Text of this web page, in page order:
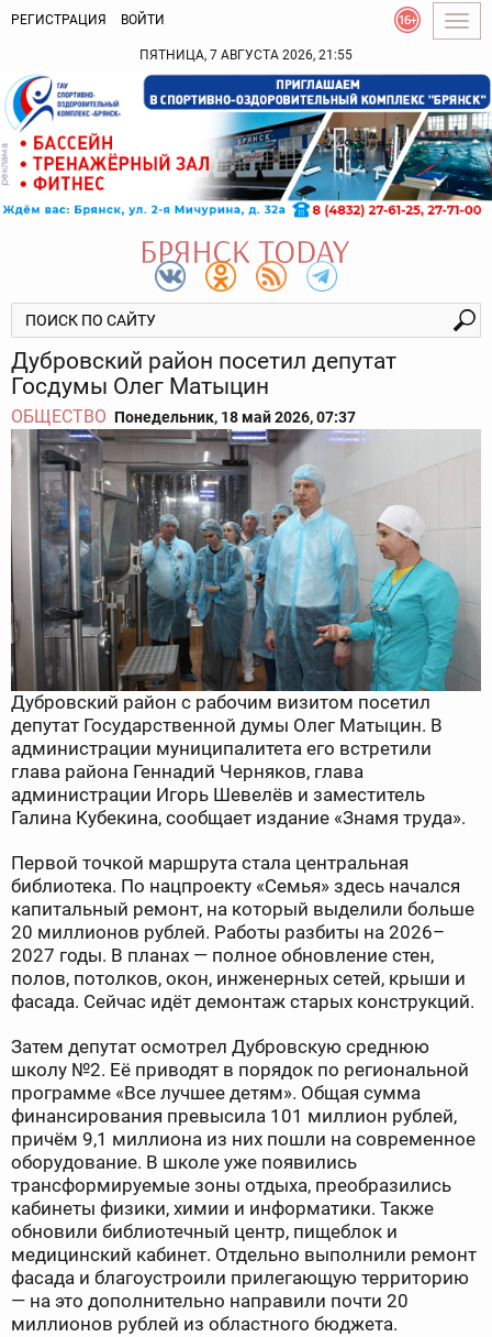
РЕГИСТРАЦИЯ ВОЙТИ
ПЯТНИЦА, 7 АВГУСТА 2026, 21:55
Дубровский район посетил депутат
Госдумы Олег Матыцин
ОБЩЕСТВО Понедельник, 18 май 2026, 07:37
Дубровский район с рабочим визитом посетил
депутат Государственной думы Олег Матыцин. В
администрации муниципалитета его встретили
глава района Геннадий Черняков, глава
администрации Игорь Шевелёв и заместитель
Галина Кубекина, сообщает издание «Знамя труда».
Первой точкой маршрута стала центральная
библиотека. По нацпроекту «Семья» здесь начался
капитальный ремонт, на который выделили больше
20 миллионов рублей. Работы разбиты на 2026–
2027 годы. В планах — полное обновление стен,
полов, потолков, окон, инженерных сетей, крыши и
фасада. Сейчас идёт демонтаж старых конструкций.
Затем депутат осмотрел Дубровскую среднюю
школу №2. Её приводят в порядок по региональной
программе «Все лучшее детям». Общая сумма
финансирования превысила 101 миллион рублей,
причём 9,1 миллиона из них пошли на современное
оборудование. В школе уже появились
трансформируемые зоны отдыха, преобразились
кабинеты физики, химии и информатики. Также
обновили библиотечный центр, пищеблок и
медицинский кабинет. Отдельно выполнили ремонт
фасада и благоустроили прилегающую территорию
— на это дополнительно направили почти 20
миллионов рублей из областного бюджета.